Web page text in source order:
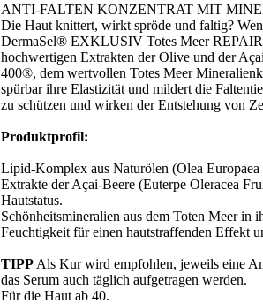
ANTI-FALTEN KONZENTRAT MIT
Die Haut knittert, wirkt spröde und faltig?
DermaSel® EXKLUSIV Totes Meer
hochwertigen Extrakten der Olive und der
400®, dem wertvollen Totes Meer
spürbar ihre Elastizität und mildert die
zu schützen und wirken der Entstehung von
Produktprofil:
Lipid-Komplex aus Naturölen (Olea
Extrakte der Açai-Beere (Euterpe Oleracea
Hautstatus.
Schönheitsmineralien aus dem Toten Meer
Feuchtigkeit für einen hautstraffenden Effekt
TIPP Als Kur wird empfohlen, jeweils eine
das Serum auch täglich aufgetragen werden.
Für die Haut ab 40.